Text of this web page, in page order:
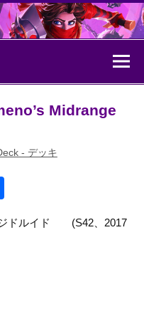
BeerBrick
Hearthstone
Midrange
- デッキ
ジドルイド (S42、2017